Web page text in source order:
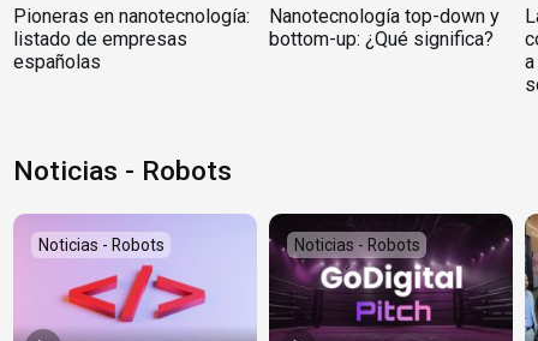
Pioneras en nanotecnología:
listado de empresas
españolas
Nanotecnología top-down y
bottom-up: ¿Qué significa?
Noticias - Robots
Noticias - Robots Noticias - Robots